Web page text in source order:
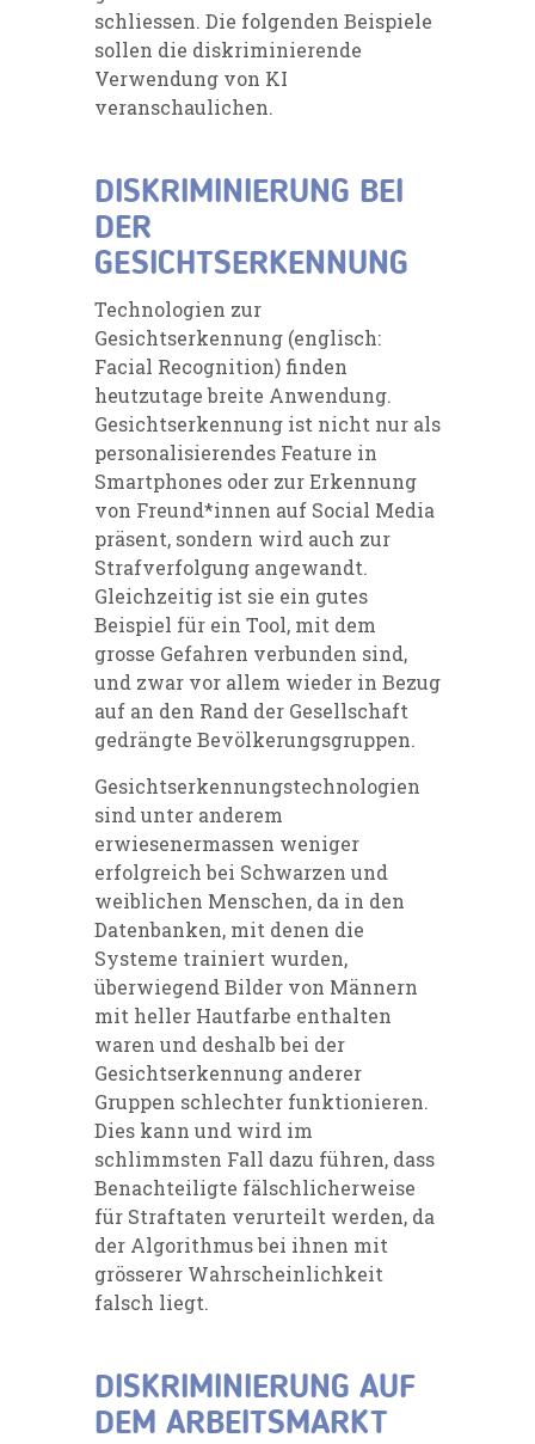
schliessen. Die folgenden Beispiele
sollen die diskriminierende
Verwendung von KI
veranschaulichen.
DISKRIMINIERUNG BEI
DER
GESICHTSERKENNUNG
Technologien zur
Gesichtserkennung (englisch:
Facial Recognition) finden
heutzutage breite Anwendung.
Gesichtserkennung ist nicht nur als
personalisierendes Feature in
Smartphones oder zur Erkennung
von Freund*innen auf Social Media
präsent, sondern wird auch zur
Strafverfolgung angewandt.
Gleichzeitig ist sie ein gutes
Beispiel für ein Tool, mit dem
grosse Gefahren verbunden sind,
und zwar vor allem wieder in Bezug
auf an den Rand der Gesellschaft
gedrängte Bevölkerungsgruppen.
Gesichtserkennungstechnologien
sind unter anderem
erwiesenermassen weniger
erfolgreich bei Schwarzen und
weiblichen Menschen, da in den
Datenbanken, mit denen die
Systeme trainiert wurden,
überwiegend Bilder von Männern
mit heller Hautfarbe enthalten
waren und deshalb bei der
Gesichtserkennung anderer
Gruppen schlechter funktionieren.
Dies kann und wird im
schlimmsten Fall dazu führen, dass
Benachteiligte fälschlicherweise
für Straftaten verurteilt werden, da
der Algorithmus bei ihnen mit
grösserer Wahrscheinlichkeit
falsch liegt.
DISKRIMINIERUNG AUF
DEM ARBEITSMARKT